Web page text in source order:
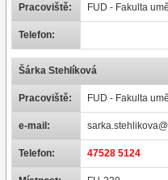
Pracoviště: FUD - Fakulta
Telefon:
Šárka Stehlíková
Pracoviště: FUD - Fakulta
e-mail:
Telefon: 47528 5124